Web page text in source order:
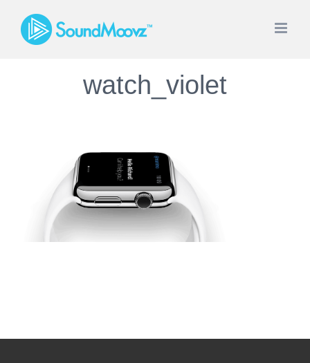
Skip
watch_violet